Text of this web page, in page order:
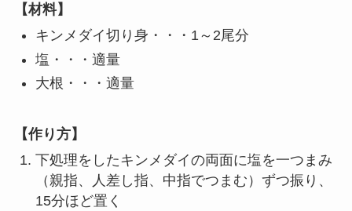
【材料】
キンメダイ切り身・・・1～2尾分
塩・・・適量
大根・・・適量
【作り方】
下処理をしたキンメダイの両面に塩を一つまみ
（親指、人差し指、中指でつまむ）ずつ振り、
15分ほど置く